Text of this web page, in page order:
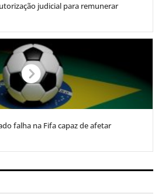
judicial para remunerar
falha na Fifa capaz de afetar